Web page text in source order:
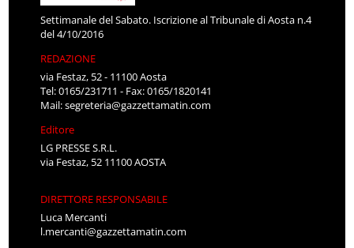
Settimanale del Sabato. Iscrizione al Tribunale di Aosta n.4
del 4/10/2016
REDAZIONE
via Festaz, 52 - 11100 Aosta
Tel: 0165/231711 - Fax: 0165/1820141
Mail:segreteria@gazzettamatin.com
Editore
LG PRESSE S.R.L.
via Festaz, 52 11100 AOSTA
DIRETTORE RESPONSABILE
Luca Mercanti
l.mercanti@gazzettamatin.com